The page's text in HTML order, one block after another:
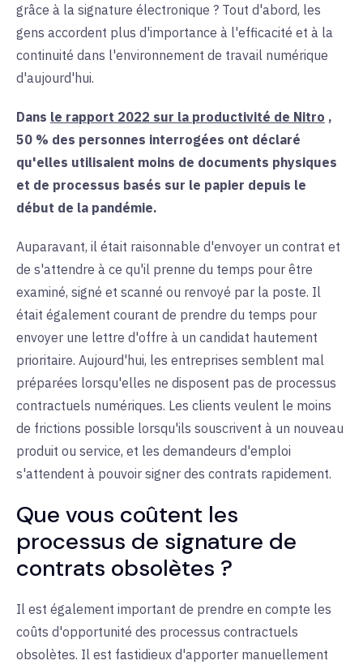
grâce à la signature électronique ? Tout d'abord, les
gens accordent plus d'importance à l'efficacité et à la
continuité dans l'environnement de travail numérique
d'aujourd'hui.
Dans le rapport 2022 sur la productivité de Nitro ,
50 % des personnes interrogées ont déclaré
qu'elles utilisaient moins de documents physiques
et de processus basés sur le papier depuis le
début de la pandémie.
Auparavant, il était raisonnable d'envoyer un contrat et
de s'attendre à ce qu'il prenne du temps pour être
examiné, signé et scanné ou renvoyé par la poste. Il
était également courant de prendre du temps pour
envoyer une lettre d'offre à un candidat hautement
prioritaire. Aujourd'hui, les entreprises semblent mal
préparées lorsqu'elles ne disposent pas de processus
contractuels numériques. Les clients veulent le moins
de frictions possible lorsqu'ils souscrivent à un nouveau
produit ou service, et les demandeurs d'emploi
s'attendent à pouvoir signer des contrats rapidement.
Que vous coûtent les
processus de signature de
contrats obsolètes ?
Il est également important de prendre en compte les
coûts d'opportunité des processus contractuels
obsolètes. Il est fastidieux d'apporter manuellement